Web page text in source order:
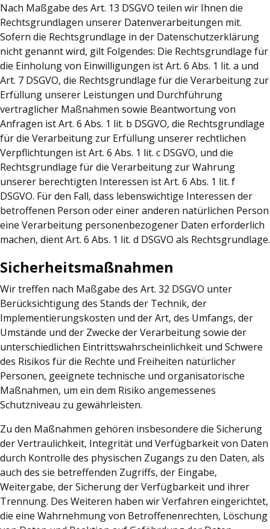
Nach Maßgabe des Art. 13 DSGVO teilen wir Ihnen die
Rechtsgrundlagen unserer Datenverarbeitungen mit.
Sofern die Rechtsgrundlage in der Datenschutzerklärung
nicht genannt wird, gilt Folgendes: Die Rechtsgrundlage für
die Einholung von Einwilligungen ist Art. 6 Abs. 1 lit. a und
Art. 7 DSGVO, die Rechtsgrundlage für die Verarbeitung zur
Erfüllung unserer Leistungen und Durchführung
vertraglicher Maßnahmen sowie Beantwortung von
Anfragen ist Art. 6 Abs. 1 lit. b DSGVO, die Rechtsgrundlage
für die Verarbeitung zur Erfüllung unserer rechtlichen
Verpflichtungen ist Art. 6 Abs. 1 lit. c DSGVO, und die
Rechtsgrundlage für die Verarbeitung zur Wahrung
unserer berechtigten Interessen ist Art. 6 Abs. 1 lit. f
DSGVO. Für den Fall, dass lebenswichtige Interessen der
betroffenen Person oder einer anderen natürlichen Person
eine Verarbeitung personenbezogener Daten erforderlich
machen, dient Art. 6 Abs. 1 lit. d DSGVO als Rechtsgrundlage.
Sicherheitsmaßnahmen
Wir treffen nach Maßgabe des Art. 32 DSGVO unter
Berücksichtigung des Stands der Technik, der
Implementierungskosten und der Art, des Umfangs, der
Umstände und der Zwecke der Verarbeitung sowie der
unterschiedlichen Eintrittswahrscheinlichkeit und Schwere
des Risikos für die Rechte und Freiheiten natürlicher
Personen, geeignete technische und organisatorische
Maßnahmen, um ein dem Risiko angemessenes
Schutzniveau zu gewährleisten.
Zu den Maßnahmen gehören insbesondere die Sicherung
der Vertraulichkeit, Integrität und Verfügbarkeit von Daten
durch Kontrolle des physischen Zugangs zu den Daten, als
auch des sie betreffenden Zugriffs, der Eingabe,
Weitergabe, der Sicherung der Verfügbarkeit und ihrer
Trennung. Des Weiteren haben wir Verfahren eingerichtet,
die eine Wahrnehmung von Betroffenenrechten, Löschung